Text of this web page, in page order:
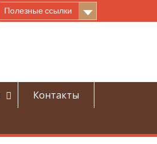
Полезные ссылки
Контакты